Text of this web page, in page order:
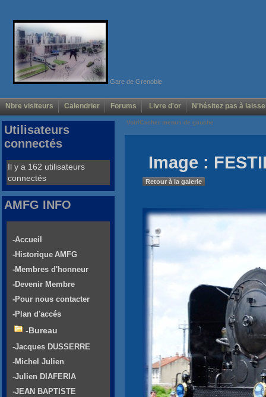
Gare de Grenoble
Nbre visiteurs Calendrier Forums Livre d'or N'hésitez pas à
Voir/Cacher menus de gauche
Image :
Retour à la galerie
Utilisateurs
connectés
Il y a 162 utilisateurs
connectés
AMFG INFO
-Accueil
-Historique AMFG
-Membres d'honneur
-Devenir Membre
-Pour nous contacter
-Plan d'accés
-Bureau
-Jacques DUSSERRE
-Michel Julien
-Julien DIAFERIA
-JEAN BAPTISTE